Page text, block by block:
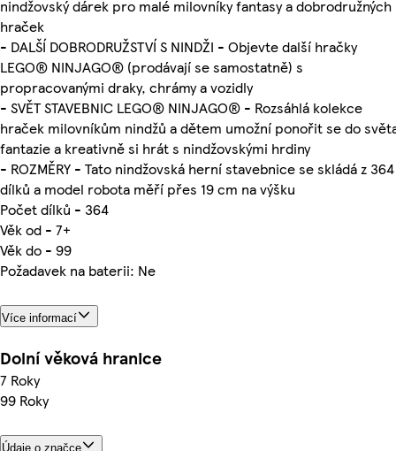
nindžovský dárek pro malé milovníky fantasy a dobrodružných
hraček
- DALŠÍ DOBRODRUŽSTVÍ S NINDŽI - Objevte další hračky
LEGO® NINJAGO® (prodávají se samostatně) s
propracovanými draky, chrámy a vozidly
- SVĚT STAVEBNIC LEGO® NINJAGO® - Rozsáhlá kolekce
hraček milovníkům nindžů a dětem umožní ponořit se do
fantazie a kreativně si hrát s nindžovskými hrdiny
- ROZMĚRY - Tato nindžovská herní stavebnice se skládá z 364
dílků a model robota měří přes 19 cm na výšku
Počet dílků - 364
Věk od - 7+
Věk do - 99
Požadavek na baterii: Ne
Více informací
Dolní věková hranice
7 Roky
99 Roky
Údaje o značce